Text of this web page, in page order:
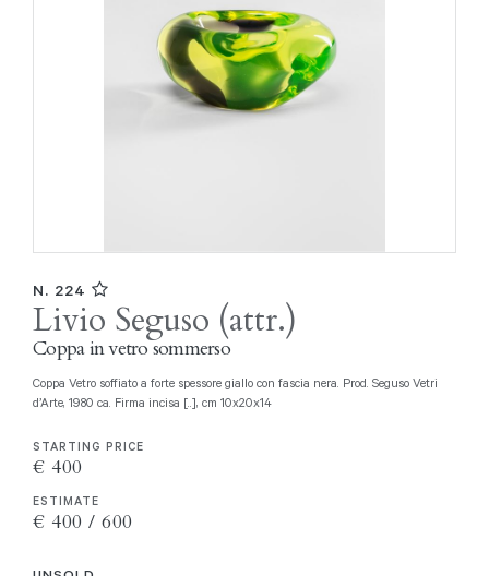
N. 224
Livio Seguso (attr.)
Coppa in vetro sommerso
Coppa Vetro soffiato a forte spessore giallo con fascia nera. Prod. Seguso Vetri
d’Arte, 1980 ca. Firma incisa [..], cm 10x20x14
STARTING PRICE
€ 400
ESTIMATE
€ 400 / 600